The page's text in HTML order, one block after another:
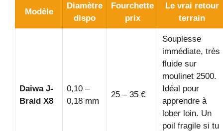
Modèle
Diamètre
dispo
Fourchette
prix
Le vrai retour
terrain
Daiwa J-
Braid X8
0,10 –
0,18 mm
25 – 35 €
Souplesse
immédiate, très
fluide sur
moulinet 2500.
Idéal pour
apprendre à
lober loin. Un
poil fragile si tu